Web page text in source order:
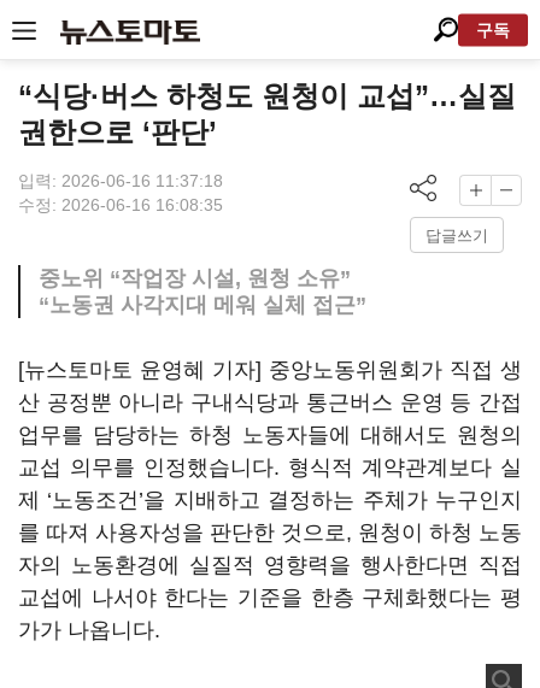
구독
“식당·버스 하청도 원청이 교섭”…실질
권한으로 ‘판단’
입력: 2026-06-16 11:37:18
수정: 2026-06-16 16:08:35
답글쓰기
중노위 “작업장 시설, 원청 소유”
“노동권 사각지대 메워 실체 접근”
[뉴스토마토 윤영혜 기자] 중앙노동위원회가 직접 생
산 공정뿐 아니라 구내식당과 통근버스 운영 등 간접
업무를 담당하는 하청 노동자들에 대해서도 원청의
교섭 의무를 인정했습니다. 형식적 계약관계보다 실
제 ‘노동조건’을 지배하고 결정하는 주체가 누구인지
를 따져 사용자성을 판단한 것으로, 원청이 하청 노동
자의 노동환경에 실질적 영향력을 행사한다면 직접
교섭에 나서야 한다는 기준을 한층 구체화했다는 평
가가 나옵니다.